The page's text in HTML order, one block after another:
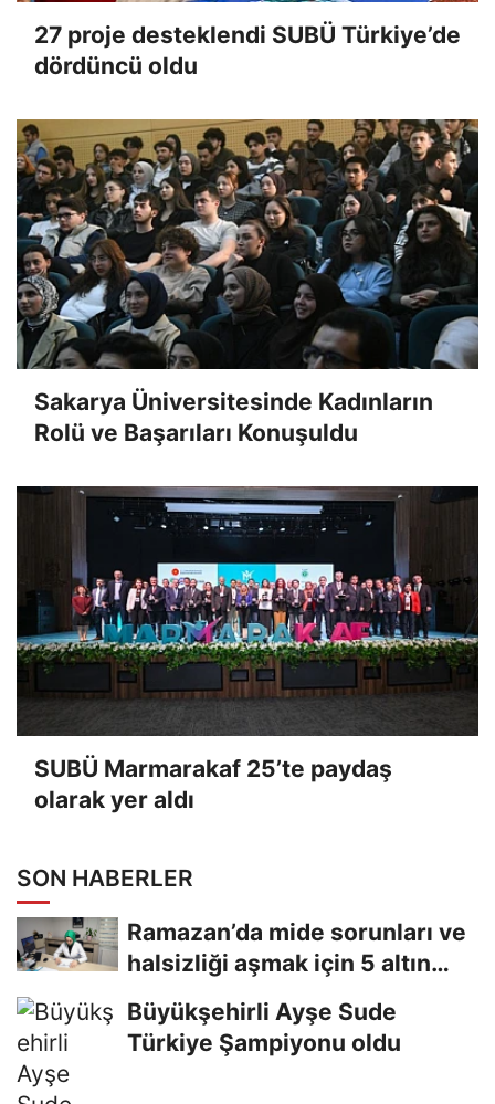
27 proje desteklendi SUBÜ Türkiye’de
dördüncü oldu
Sakarya Üniversitesinde Kadınların
Rolü ve Başarıları Konuşuldu
SUBÜ Marmarakaf 25’te paydaş
olarak yer aldı
SON HABERLER
Ramazan’da mide sorunları ve
halsizliği aşmak için 5 altın
Büyükşehirli Ayşe Sude
Türkiye Şampiyonu oldu